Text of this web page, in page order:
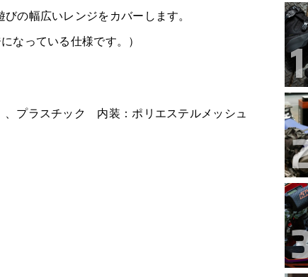
の幅広いレンジをカバーします。
なっている仕様です。）
プラスチック 内装：ポリエステルメッシュ